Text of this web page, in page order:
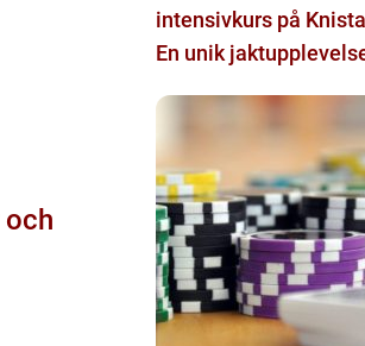
intensivkurs på
En unik